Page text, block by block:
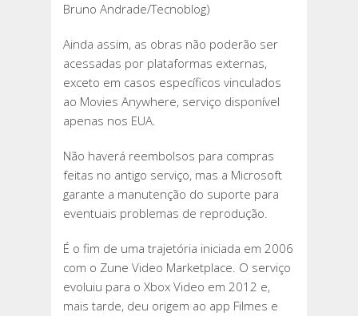
Bruno Andrade/Tecnoblog)
Ainda assim, as obras não poderão ser
acessadas por plataformas externas,
exceto em casos específicos vinculados
ao Movies Anywhere, serviço disponível
apenas nos EUA.
Não haverá reembolsos para compras
feitas no antigo serviço, mas a Microsoft
garante a manutenção do suporte para
eventuais problemas de reprodução.
É o fim de uma trajetória iniciada em 2006
com o Zune Video Marketplace. O serviço
evoluiu para o Xbox Video em 2012 e,
mais tarde, deu origem ao app Filmes e